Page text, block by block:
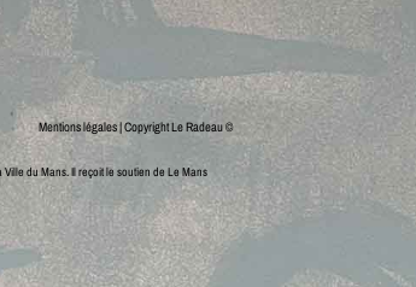
Mentions légales| Copyright Le Radeau ©
Ville du Mans.Il reçoit le soutien de Le Mans